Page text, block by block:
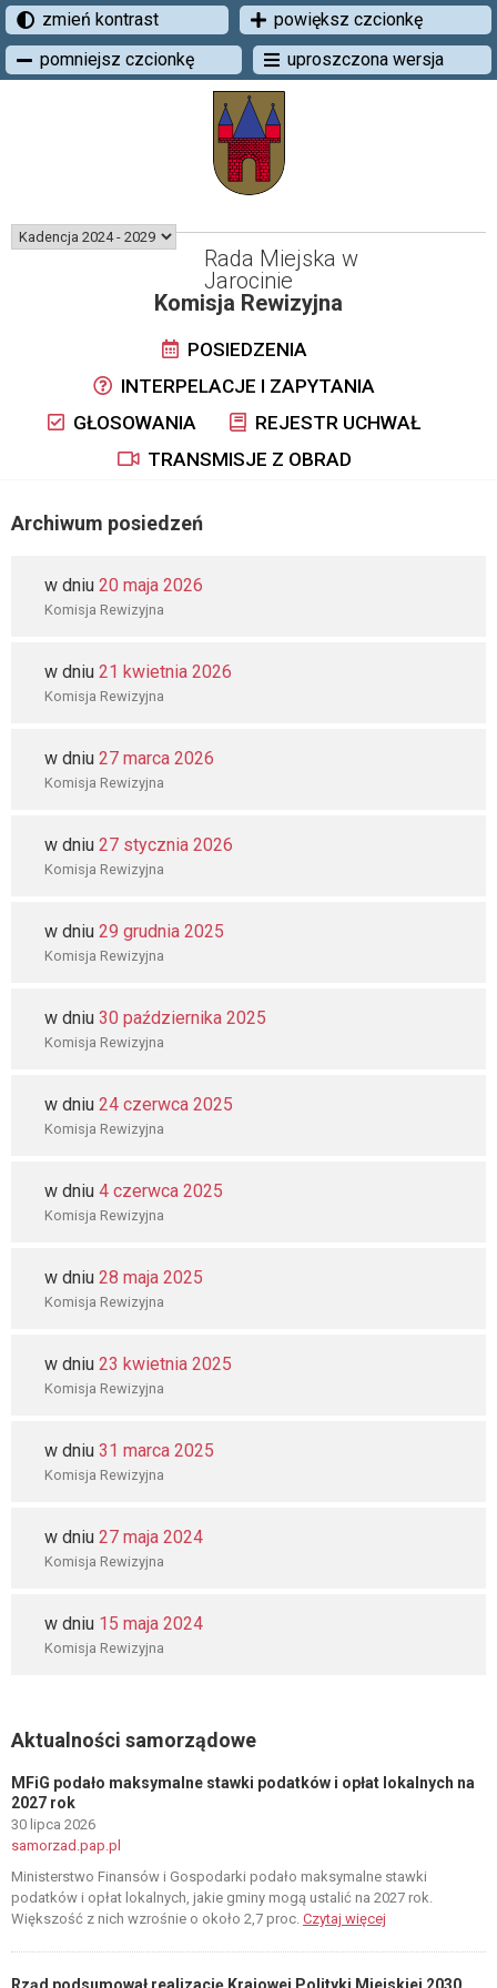
zmień kontrast
powiększ czcionkę
pomniejsz czcionkę
uproszczona wersja
Rada Miejska w
Jarocinie
Komisja Rewizyjna
POSIEDZENIA
INTERPELACJE I ZAPYTANIA
GŁOSOWANIA
REJESTR UCHWAŁ
TRANSMISJE Z OBRAD
Archiwum posiedzeń
w dniu 20 maja 2026
Komisja Rewizyjna
w dniu 21 kwietnia 2026
Komisja Rewizyjna
w dniu 27 marca 2026
Komisja Rewizyjna
w dniu 27 stycznia 2026
Komisja Rewizyjna
w dniu 29 grudnia 2025
Komisja Rewizyjna
w dniu 30 października 2025
Komisja Rewizyjna
w dniu 24 czerwca 2025
Komisja Rewizyjna
w dniu 4 czerwca 2025
Komisja Rewizyjna
w dniu 28 maja 2025
Komisja Rewizyjna
w dniu 23 kwietnia 2025
Komisja Rewizyjna
w dniu 31 marca 2025
Komisja Rewizyjna
w dniu 27 maja 2024
Komisja Rewizyjna
w dniu 15 maja 2024
Komisja Rewizyjna
Aktualności samorządowe
MFiG podało maksymalne stawki podatków i opłat lokalnych na
2027 rok
30 lipca 2026
samorzad.pap.pl
Ministerstwo Finansów i Gospodarki podało maksymalne stawki
podatków i opłat lokalnych, jakie gminy mogą ustalić na 2027 rok.
Większość z nich wzrośnie o około 2,7 proc. Czytaj więcej